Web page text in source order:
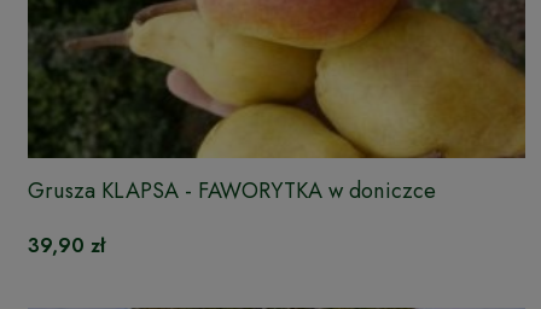
Grusza KLAPSA - FAWORYTKA w doniczce
39,90 zł